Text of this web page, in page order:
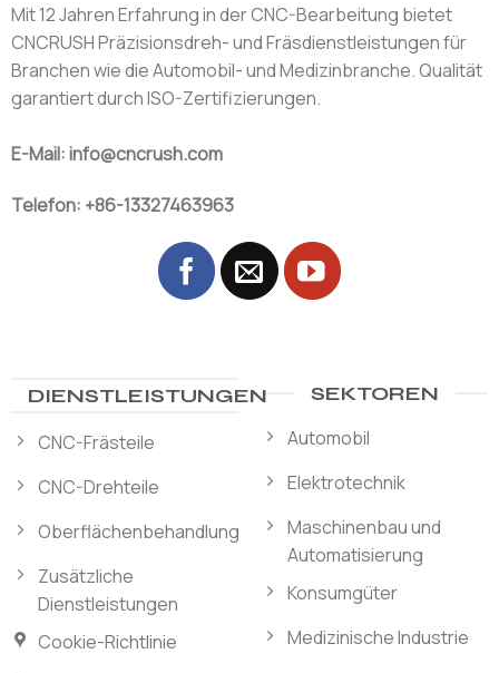
Mit 12 Jahren Erfahrung in der CNC-Bearbeitung bietet
CNCRUSH Präzisionsdreh- und Fräsdienstleistungen für
Branchen wie die Automobil- und Medizinbranche. Qualität
garantiert durch ISO-Zertifizierungen.
E-Mail: info@cncrush.com
Telefon: +86-13327463963
DIENSTLEISTUNGEN
CNC-Frästeile
CNC-Drehteile
Oberflächenbehandlung
Zusätzliche
Dienstleistungen
Cookie-Richtlinie
SEKTOREN
Automobil
Elektrotechnik
Maschinenbau und
Automatisierung
Konsumgüter
Medizinische Industrie